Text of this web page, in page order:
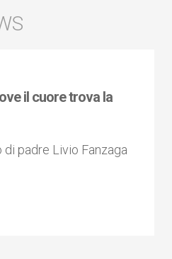
il cuore trova la
padre Livio Fanzaga